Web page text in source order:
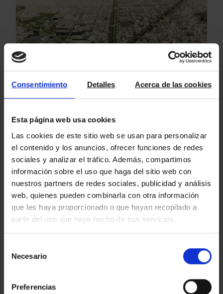
Consentimiento Detalles Acerca de las cookies
Esta página web usa cookies
Las cookies de este sitio web se usan para personalizar
el contenido y los anuncios, ofrecer funciones de redes
sociales y analizar el tráfico. Además, compartimos
información sobre el uso que haga del sitio web con
nuestros partners de redes sociales, publicidad y análisis
web, quienes pueden combinarla con otra información
que les haya proporcionado o que hayan recopilado a
partir del uso que haya hecho de sus servicios.
Necesario
Preferencias
Las inmobiliarias ya tienen un ojo puesto en la zona, ya que la
adquisición de inmuebles es todavía asequible y su valor
es un momento muy bueno para adquirir una propiedad a buen
precio.
provisionales para resolver las principales carencias de